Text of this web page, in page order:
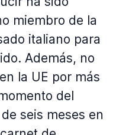
miembro de la
italiano para
Además, no
la UE por más
del
seis meses en